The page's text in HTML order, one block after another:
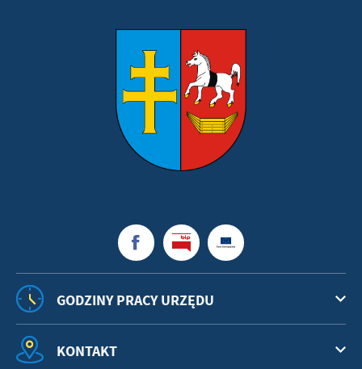
GODZINY PRACY URZĘDU
KONTAKT